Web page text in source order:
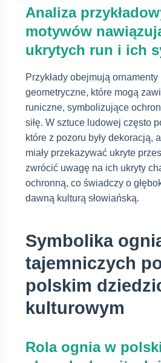
Analiza
motywów
ukrytych run i ich
Przykłady obejmują
geometryczne, które mogą
runiczne, symbolizujące
siłę. W sztuce ludowej często
które z pozoru były dekoracją,
miały przekazywać ukryte
zwrócić uwagę na ich ukryty
ochronną, co świadczy o
dawną kulturą słowiańską.
Symbolika
tajemniczych
polskim
kulturowym
Rola ognia w